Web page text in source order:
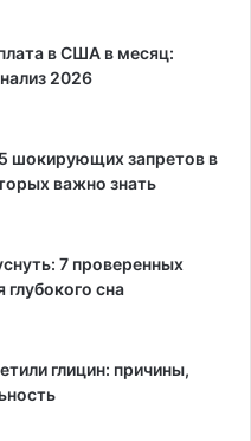
в США в месяц:
2026
шокирующих запретов в
важно знать
7 проверенных
глубокого сна
глицин: причины,